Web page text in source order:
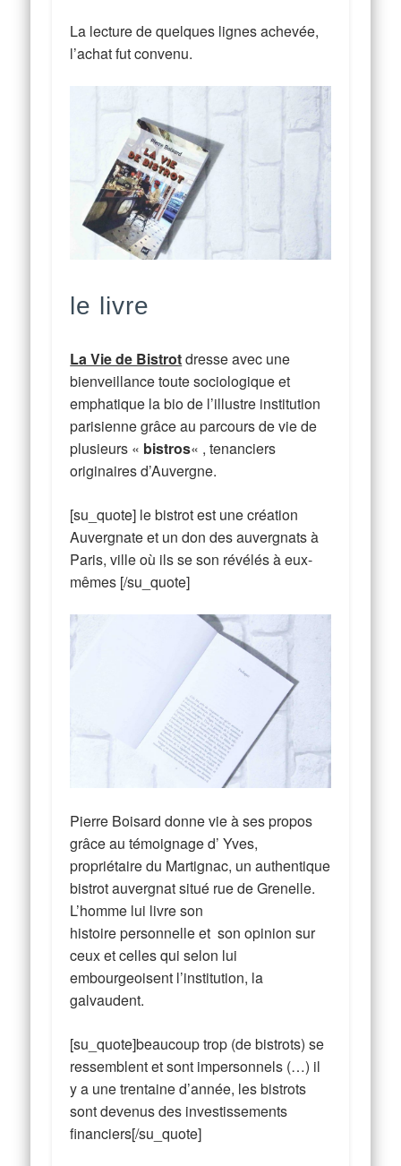
La lecture de quelques lignes achevée,
l’achat fut convenu.
le livre
La Vie de Bistrotdresse avec une
bienveillance toute sociologique et
emphatique la bio de l’illustre institution
parisienne grâce au parcours de vie de
plusieurs « bistros« , tenanciers
originaires d’Auvergne.
[su_quote] le bistrot est une création
Auvergnate et un don des auvergnats à
Paris, ville où ils se son révélés à eux-
mêmes [/su_quote]
Pierre Boisard donne vie à ses propos
grâce au témoignage d’ Yves,
propriétaire du Martignac, un authentique
bistrot auvergnat situé rue de Grenelle.
L’homme lui livre son
histoire personnelle et son opinion sur
ceux et celles qui selon lui
embourgeoisent l’institution, la
galvaudent.
[su_quote]beaucoup trop (de bistrots) se
ressemblent et sont impersonnels (…) il
y a une trentaine d’année, les bistrots
sont devenus des investissements
financiers[/su_quote]